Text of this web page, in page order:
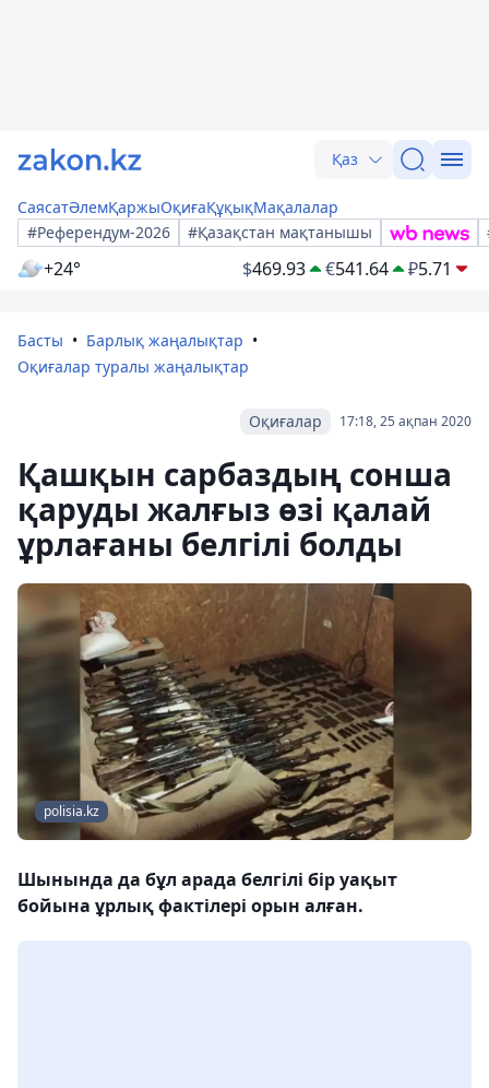
Қаз
СаясатӘлемҚаржыОқиғаҚұқықМақалалар
#Референдум-2026
#Қазақстан мақтанышы
+24° $469.93 €541.64 ₽5.71
Басты
Барлық жаңалықтар
Оқиғалар туралы жаңалықтар
17:18, 25 ақпан 2020
Оқиғалар
Қашқын сарбаздың сонша
қаруды жалғыз өзі қалай
ұрлағаны белгілі болды
polisia.kz
Шынында да бұл арада белгілі бір уақыт
бойына ұрлық фактілері орын алған.